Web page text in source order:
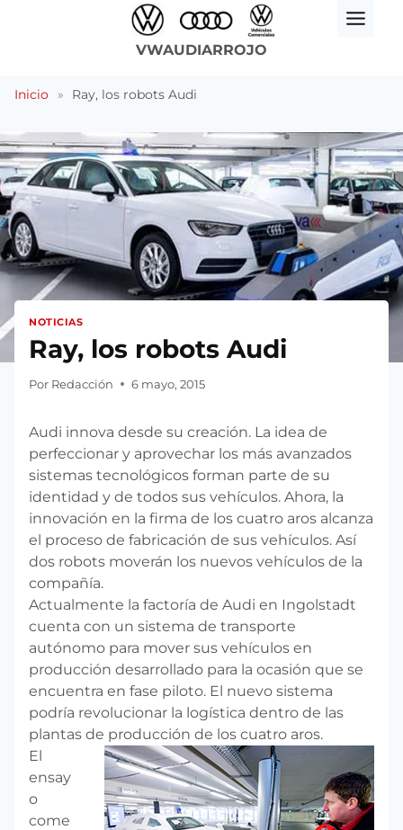
VWAUDIARROJO
Inicio » Ray, los robots Audi
NOTICIAS
Ray, los robots Audi
Por Redacción 6 mayo, 2015
Audi innova desde su creación. La idea de
perfeccionar y aprovechar los más avanzados
sistemas tecnológicos forman parte de su
identidad y de todos sus vehículos. Ahora, la
innovación en la firma de los cuatro aros alcanza
el proceso de fabricación de sus vehículos. Así
dos robots moverán los nuevos vehículos de la
compañía.
Actualmente la factoría de Audi en Ingolstadt
cuenta con un sistema de transporte
autónomo para mover sus vehículos en
producción desarrollado para la ocasión que se
encuentra en fase piloto. El nuevo sistema
podría revolucionar la logística dentro de las
plantas de producción de los cuatro aros.
El
ensay
o
come